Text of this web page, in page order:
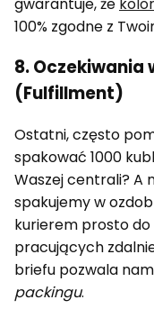
100% zgodne z
8.
(Fulfillment)
Ostatni, często
spakować 1000
Waszej centrali? A
spakujemy w
kurierem prosto
pracujących
briefu pozwala
packingu.